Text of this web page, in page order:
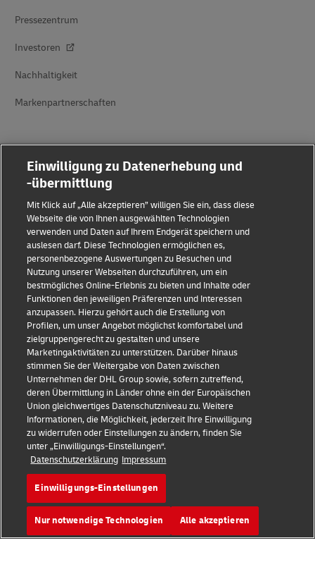
Pressezentrum
Investoren
Nachhaltigkeit
Markenpartnerschaften
Betrugserkennung
Rechtliche Hinweise
Nutzungsbedingungen
Datenschutz
Barrierefreiheit
Weitere Informationen
Cookie-Einstellungen
Folgen Sie uns
2026 © - all rights reserved
Einwilligung zu Datenerhebung und
-übermittlung
Mit Klick auf „Alle akzeptieren” willigen Sie ein, dass diese
Webseite die von Ihnen ausgewählten Technologien
verwenden und Daten auf Ihrem Endgerät speichern und
auslesen darf. Diese Technologien ermöglichen es,
personenbezogene Auswertungen zu Besuchen und
Nutzung unserer Webseiten durchzuführen, um ein
bestmögliches Online-Erlebnis zu bieten und Inhalte oder
Funktionen den jeweiligen Präferenzen und Interessen
anzupassen. Hierzu gehört auch die Erstellung von
Profilen, um unser Angebot möglichst komfortabel und
zielgruppengerecht zu gestalten und unsere
Marketingaktivitäten zu unterstützen. Darüber hinaus
stimmen Sie der Weitergabe von Daten zwischen
Unternehmen der DHL Group sowie, sofern zutreffend,
deren Übermittlung in Länder ohne ein der Europäischen
Union gleichwertiges Datenschutzniveau zu. Weitere
Informationen, die Möglichkeit, jederzeit Ihre Einwilligung
zu widerrufen oder Einstellungen zu ändern, finden Sie
unter „Einwilligungs-Einstellungen“.
Datenschutzerklärung Impressum
Einwilligungs-Einstellungen
Nur notwendige Technologien Alle akzeptieren